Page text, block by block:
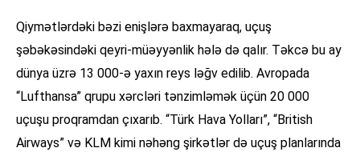
Qiymətlərdəki bəzi enişlərə baxmayaraq, uçuş
şəbəkəsindəki qeyri-müəyyənlik hələ də qalır. Təkcə bu ay
dünya üzrə 13 000-ə yaxın reys ləğv edilib. Avropada
“Lufthansa” qrupu xərcləri tənzimləmək üçün 20 000
uçuşu proqramdan çıxarıb. “Türk Hava Yolları”, “British
Airways” və KLM kimi nəhəng şirkətlər də uçuş planlarında